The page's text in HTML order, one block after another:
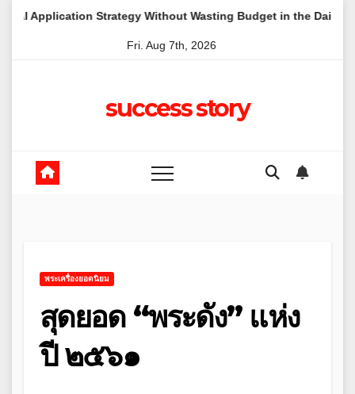
Strategy Without Wasting Budget in the Daintree
Fri. Aug 7th, 2026
success story
พระเครื่องยอดนิยม
สุดยอด “พระดัง” แห่ง
ปี ๒๕๖๑